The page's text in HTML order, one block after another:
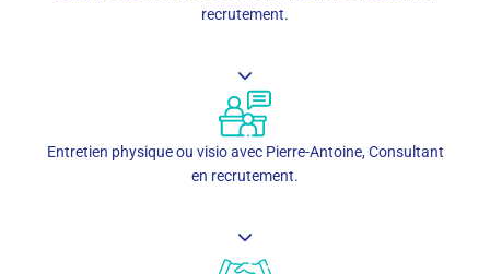
recrutement.
Entretien physique ou visio avec Pierre-Antoine, Consultant
en recrutement.